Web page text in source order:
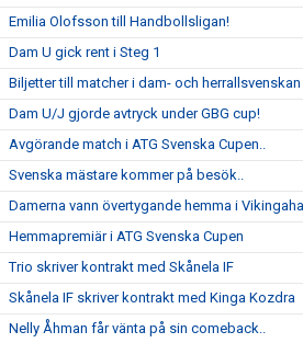
Emilia Olofsson till Handbollsligan!
Dam U gick rent i Steg 1
Biljetter till matcher i dam- och herrallsvenskan
Dam U/J gjorde avtryck under GBG cup!
Avgörande match i ATG Svenska Cupen..
Svenska mästare kommer på besök..
Damerna vann övertygande hemma i
Hemmapremiär i ATG Svenska Cupen
Trio skriver kontrakt med Skånela IF
Skånela IF skriver kontrakt med Kinga Kozdra
Nelly Åhman får vänta på sin comeback..